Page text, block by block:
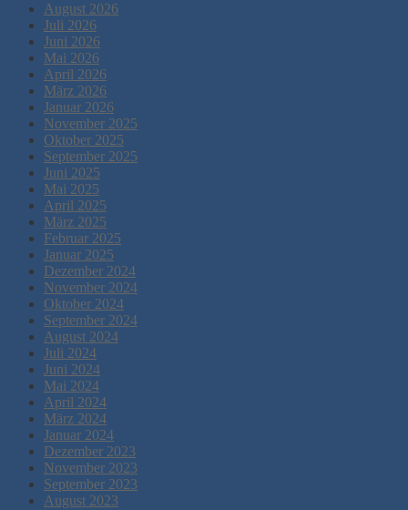
August 2026
Juli 2026
Juni 2026
Mai 2026
April 2026
März 2026
Januar 2026
November 2025
Oktober 2025
September 2025
Juni 2025
Mai 2025
April 2025
März 2025
Februar 2025
Januar 2025
Dezember 2024
November 2024
Oktober 2024
September 2024
August 2024
Juli 2024
Juni 2024
Mai 2024
April 2024
März 2024
Januar 2024
Dezember 2023
November 2023
September 2023
August 2023